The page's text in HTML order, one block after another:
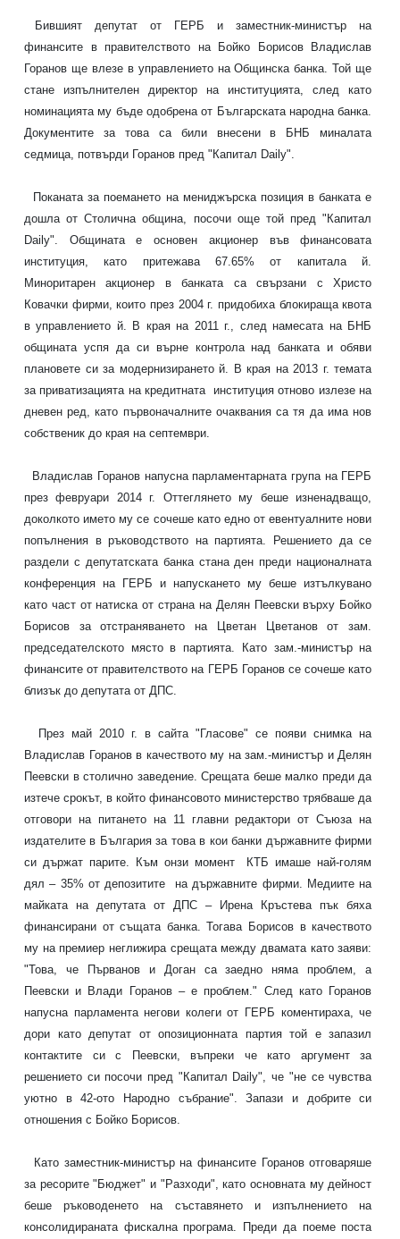
Бившият депутат от ГЕРБ и заместник-министър на
финансите в правителството на Бойко Борисов Владислав
Горанов ще влезе в управлението на Общинска банка. Той ще
стане изпълнителен директор на институцията, след като
номинацията му бъде одобрена от Българската народна банка.
Документите за това са били внесени в БНБ миналата
седмица, потвърди Горанов пред "Капитал Daily".
Поканата за поемането на мениджърска позиция в банката е
дошла от Столична община, посочи още той пред "Капитал
Daily". Общината е основен акционер във финансовата
институция, като притежава 67.65% от капитала й.
Миноритарен акционер в банката са свързани с Христо
Ковачки фирми, които през 2004 г. придобиха блокираща квота
в управлението й. В края на 2011 г., след намесата на БНБ
общината успя да си върне контрола над банката и обяви
плановете си за модернизирането й. В края на 2013 г. темата
за приватизацията на кредитната институция отново излезе на
дневен ред, като първоначалните очаквания са тя да има нов
собственик до края на септември.
Владислав Горанов напусна парламентарната група на ГЕРБ
през февруари 2014 г. Оттеглянето му беше изненадващо,
доколкото името му се сочеше като едно от евентуалните нови
попълнения в ръководството на партията. Решението да се
раздели с депутатската банка стана ден преди националната
конференция на ГЕРБ и напускането му беше изтълкувано
като част от натиска от страна на Делян Пеевски върху Бойко
Борисов за отстраняването на Цветан Цветанов от зам.
председателското място в партията. Като зам.-министър на
финансите от правителството на ГЕРБ Горанов се сочеше като
близък до депутата от ДПС.
През май 2010 г. в сайта "Гласове" се появи снимка на
Владислав Горанов в качеството му на зам.-министър и Делян
Пеевски в столично заведение. Срещата беше малко преди да
изтече срокът, в който финансовото министерство трябваше да
отговори на питането на 11 главни редактори от Съюза на
издателите в България за това в кои банки държавните фирми
си държат парите. Към онзи момент КТБ имаше най-голям
дял – 35% от депозитите на държавните фирми. Медиите на
майката на депутата от ДПС – Ирена Кръстева пък бяха
финансирани от същата банка. Тогава Борисов в качеството
му на премиер неглижира срещата между двамата като заяви:
"Това, че Първанов и Доган са заедно няма проблем, а
Пеевски и Влади Горанов – е проблем." След като Горанов
напусна парламента негови колеги от ГЕРБ коментираха, че
дори като депутат от опозиционната партия той е запазил
контактите си с Пеевски, въпреки че като аргумент за
решението си посочи пред "Капитал Daily", че "не се чувства
уютно в 42-ото Народно събрание". Запази и добрите си
отношения с Бойко Борисов.
Като заместник-министър на финансите Горанов отговаряше
за ресорите "Бюджет" и "Разходи", като основната му дейност
беше ръководенето на съставянето и изпълнението на
консолидираната фискална програма. Преди да поеме поста